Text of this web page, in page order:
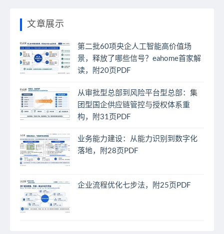
文章展示
第二批60项央企人工智能高价值场
景，释放了哪些信号？eahome首家解
读，附20页PDF
从审批型总部到风险平台型总部：集
团型国企供应链管控与授权体系重
构，附31页PDF
业务能力建设：从能力识别到数字化
落地，附28页PDF
企业流程优化七步法，附25页PDF